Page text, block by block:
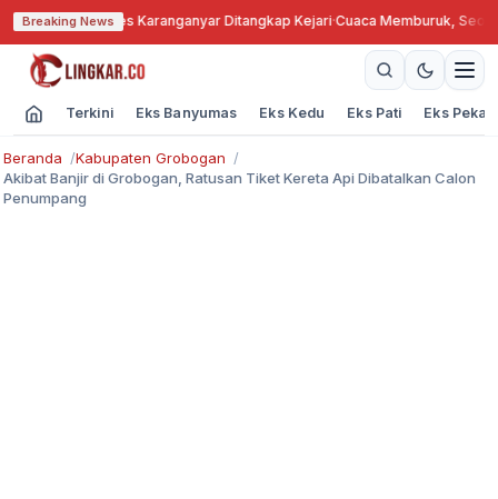
Breaking NewsKades Karanganyar Ditangkap Kejari·Cuaca Memburuk, Seorang
Terkini Eks Banyumas Eks Kedu Eks Pati Eks
Beranda
Kabupaten Grobogan
Akibat Banjir di Grobogan, Ratusan Tiket Kereta Api Dibatalkan Calon
Penumpang